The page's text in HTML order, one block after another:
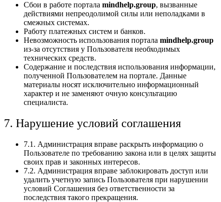
Сбои в работе портала mindhelp.group, вызванные
действиями непреодолимой силы или неполадками в
смежных системах.
Работу платежных систем и банков.
Невозможность использования портала mindhelp.group
из-за отсутствия у Пользователя необходимых
технических средств.
Содержание и последствия использования информации,
полученной Пользователем на портале. Данные
материалы носят исключительно информационный
характер и не заменяют очную консультацию
специалиста.
7. Нарушение условий соглашения
7.1. Администрация вправе раскрыть информацию о
Пользователе по требованию закона или в целях защиты
своих прав и законных интересов.
7.2. Администрация вправе заблокировать доступ или
удалить учетную запись Пользователя при нарушении
условий Соглашения без ответственности за
последствия такого прекращения.